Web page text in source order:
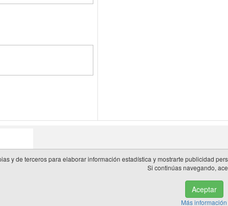
y de terceros para elaborar información estadística y mostrarte publicidad
Si continúas navegando,
Aceptar
Más información
Aviso legal |